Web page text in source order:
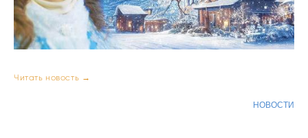
Читать новость →
НОВОСТИ